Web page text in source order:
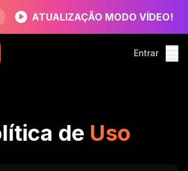
ATUALIZAÇÃO MODO VÍDEO!
Entrar
de Uso